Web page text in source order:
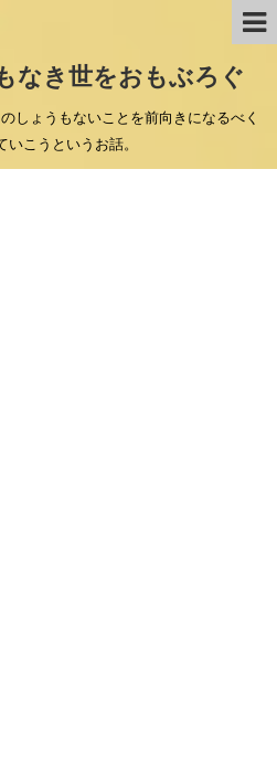
なき世をおもぶろぐ
しょうもないことを前向きになるべく
いこうというお話。